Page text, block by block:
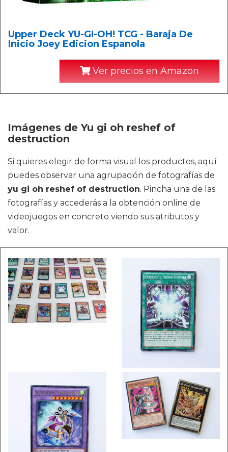
Upper Deck YU-GI-OH! TCG - Baraja De
Inicio Joey Edicion Espanola
Ver precios en Amazon
Imágenes de Yu gi oh reshef of
destruction
Si quieres elegir de forma visual los productos, aquí
puedes observar una agrupación de fotografías de
yu gi oh reshef of destruction. Pincha una de las
fotografías y accederás a la obtención online de
videojuegos en concreto viendo sus atributos y
valor.